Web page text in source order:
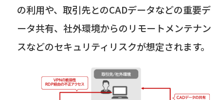
の利用や、取引先とのCADデータなどの重要デ
ータ共有、社外環境からのリモートメンテナン
スなどのセキュリティリスクが想定されます。